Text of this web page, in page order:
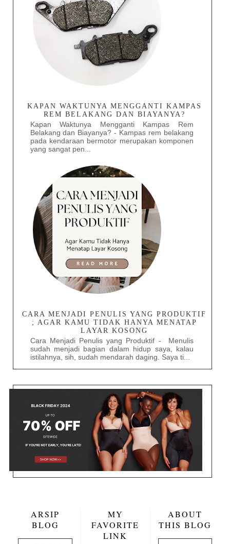
KAPAN WAKTUNYA MENGGANTI KAMPAS
REM BELAKANG DAN BIAYANYA?
Kapan Waktunya Mengganti Kampas Rem
Belakang dan Biayanya? - Kampas rem belakang
pada kendaraan bermotor merupakan komponen
yang sangat pen...
CARA MENJADI PENULIS YANG PRODUKTIF
; AGAR KAMU TIDAK HANYA MENATAP
LAYAR KOSONG
Cara Menjadi Penulis yang Produktif - Menulis
sudah menjadi bagian dalam hidup saya, kalau
istilahnya, sih, sudah mendarah daging. Saya ti...
ARSIP
BLOG
MY
FAVORITE
LINK
ABOUT
THIS BLOG